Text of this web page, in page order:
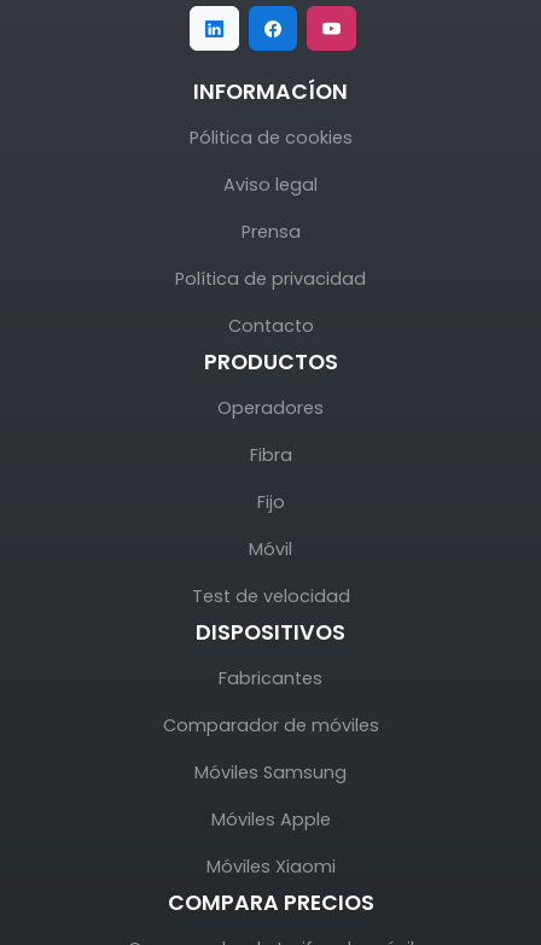
INFORMACÍON
Pólitica de cookies
Aviso legal
Prensa
Política de privacidad
Contacto
PRODUCTOS
Operadores
Fibra
Fijo
Móvil
Test de velocidad
DISPOSITIVOS
Fabricantes
Comparador de móviles
Móviles Samsung
Móviles Apple
Móviles Xiaomi
COMPARA PRECIOS